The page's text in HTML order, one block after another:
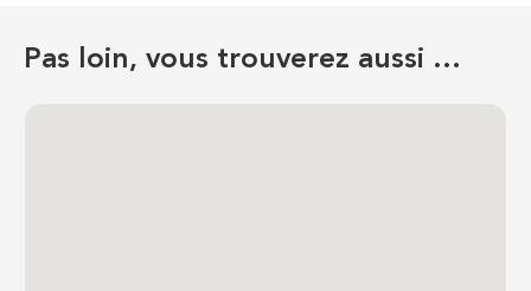
Pas loin, vous trouverez aussi …